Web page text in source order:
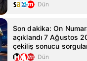
Dün
Son dakika: On
açıklandı 7 Ağustos
çekiliş sonucu
Dün